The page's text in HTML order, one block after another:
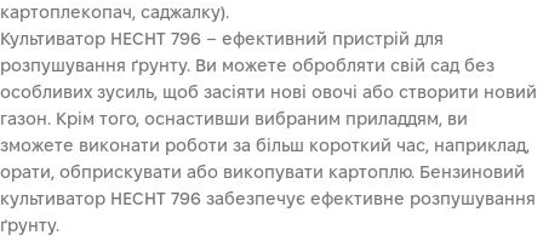
картоплекопач, саджалку).
Культиватор HECHT 796 – ефективний пристрій для
розпушування ґрунту. Ви можете обробляти свій сад без
особливих зусиль, щоб засіяти нові овочі або створити новий
газон. Крім того, оснастивши вибраним приладдям, ви
зможете виконати роботи за більш короткий час, наприклад,
орати, обприскувати або викопувати картоплю. Бензиновий
культиватор HECHT 796 забезпечує ефективне розпушування
ґрунту.